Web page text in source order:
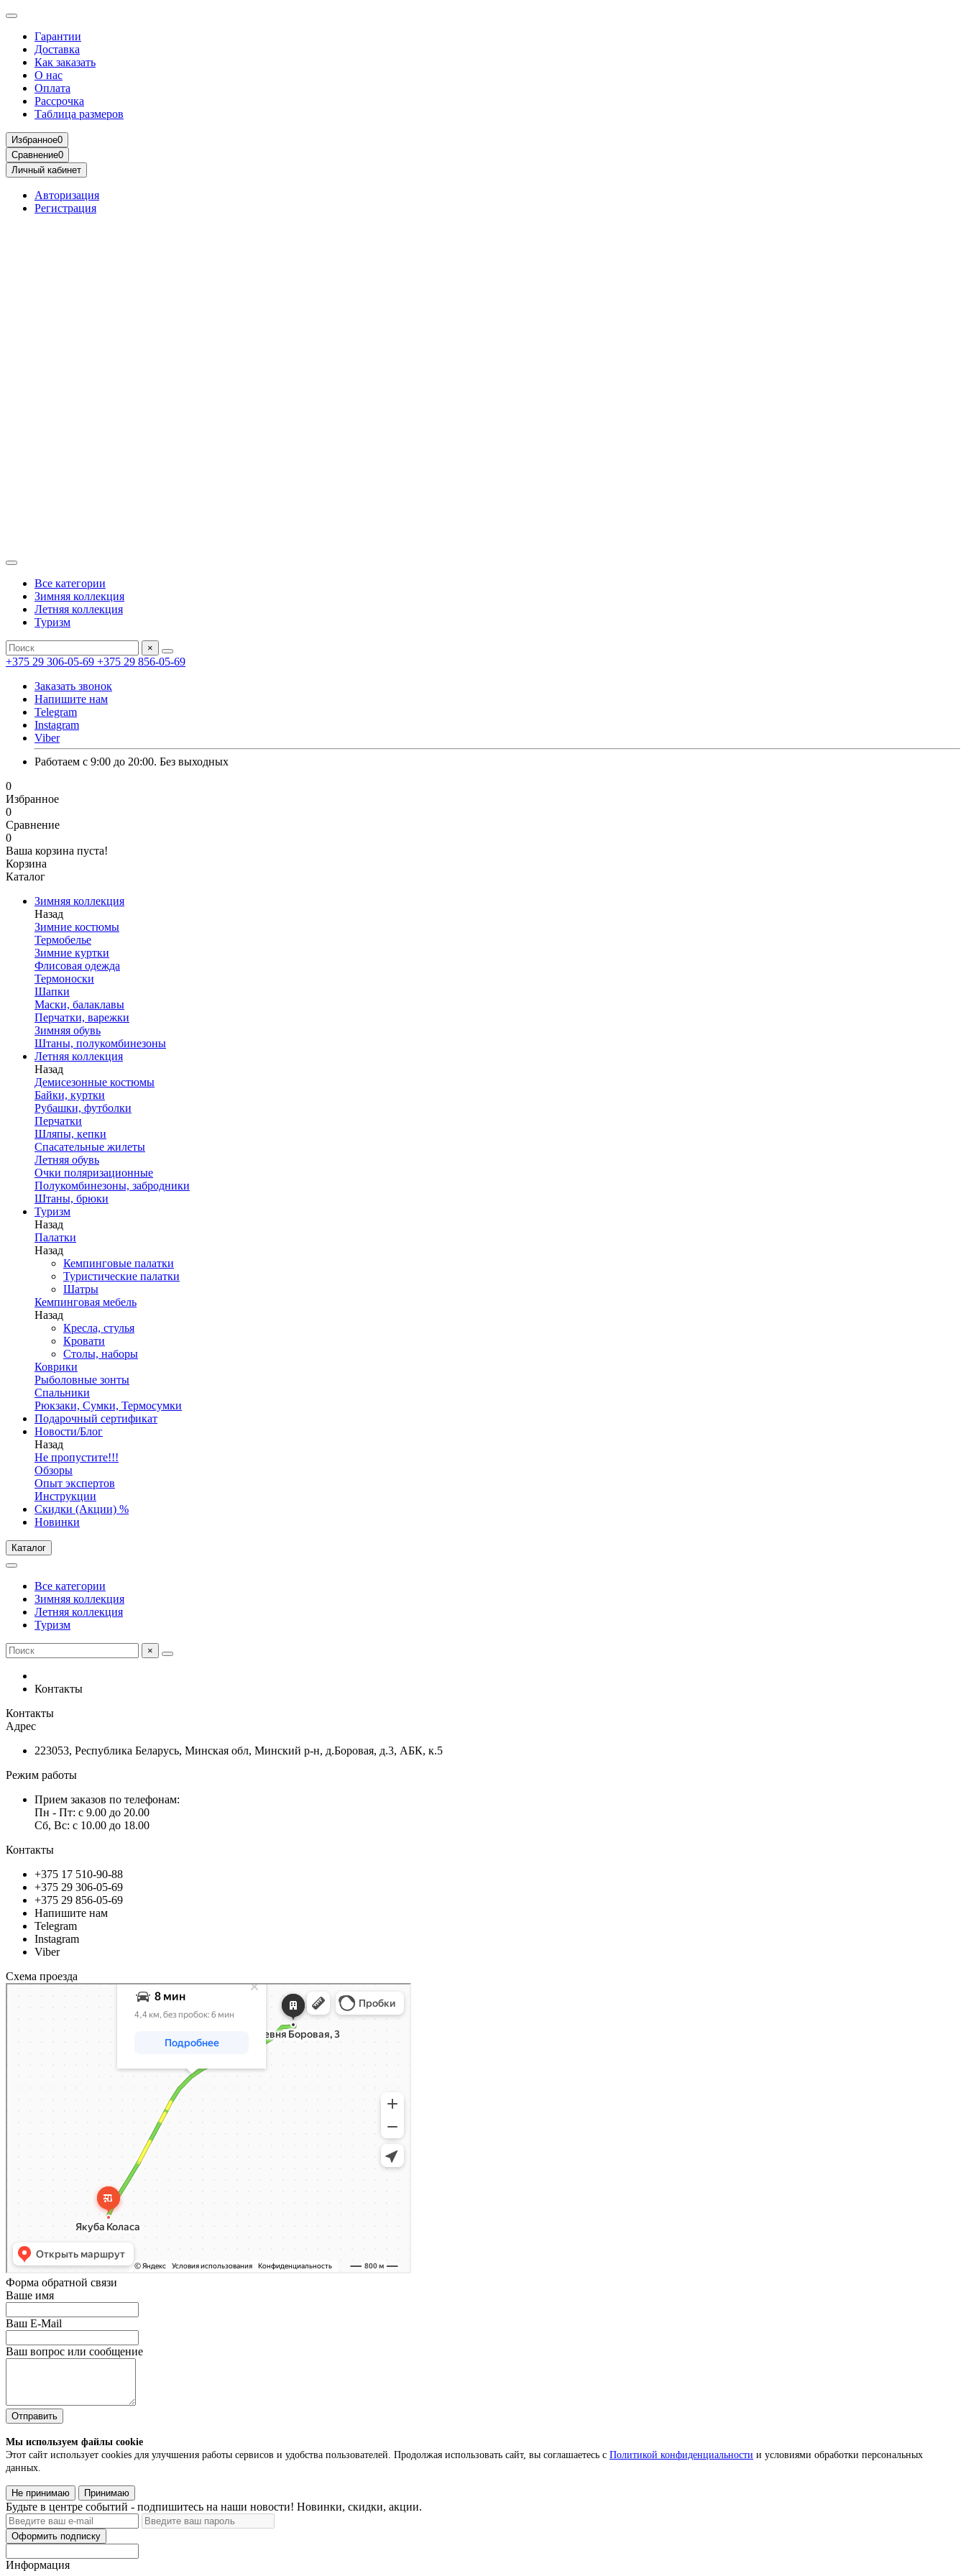
Гарантии
Доставка
Как заказать
О нас
Оплата
Рассрочка
Таблица размеров
Избранное0
Сравнение0
Личный кабинет
Авторизация
Регистрация
Все категории
Зимняя коллекция
Летняя коллекция
Туризм
×
+375 29 306-05-69 +375 29 856-05-69
Заказать звонок
Напишите нам
Telegram
Instagram
Viber
Работаем с 9:00 до 20:00. Без выходных
0
Избранное
0
Сравнение
0
Ваша корзина пуста!
Корзина
Каталог
Зимняя коллекция
Назад
Зимние костюмы
Термобелье
Зимние куртки
Флисовая одежда
Термоноски
Шапки
Маски, балаклавы
Перчатки, варежки
Зимняя обувь
Штаны, полукомбинезоны
Летняя коллекция
Назад
Демисезонные костюмы
Байки, куртки
Рубашки, футболки
Перчатки
Шляпы, кепки
Спасательные жилеты
Летняя обувь
Очки поляризационные
Полукомбинезоны, забродники
Штаны, брюки
Туризм
Назад
Палатки
Назад
Кемпинговые палатки
Туристические палатки
Шатры
Кемпинговая мебель
Назад
Кресла, стулья
Кровати
Столы, наборы
Коврики
Рыболовные зонты
Спальники
Рюкзаки, Сумки, Термосумки
Подарочный сертификат
Новости/Блог
Назад
Не пропустите!!!
Обзоры
Опыт экспертов
Инструкции
Скидки (Акции) %
Новинки
Каталог
Все категории
Зимняя коллекция
Летняя коллекция
Туризм
×
Контакты
Контакты
Адрес
223053, Республика Беларусь, Минская обл, Минский р-н, д.Боровая, д.3, АБК, к.5
Режим работы
Прием заказов по телефонам:
Пн - Пт: c 9.00 до 20.00
Сб, Вс: c 10.00 до 18.00
Контакты
+375 17 510-90-88
+375 29 306-05-69
+375 29 856-05-69
Напишите нам
Telegram
Instagram
Viber
Схема проезда
Форма обратной связи
Ваше имя
Ваш E-Mail
Ваш вопрос или сообщение
Отправить
Мы используем файлы cookie
Этот сайт использует cookies для улучшения работы сервисов и удобства пользователей. Продолжая использовать сайт, вы соглашаетесь с Политикой конфиденциальности и условиями обработки персональных
данных.
Не принимаю Принимаю
Будьте в центре событий - подпишитесь на наши новости! Новинки, скидки, акции.
Оформить подписку
Информация